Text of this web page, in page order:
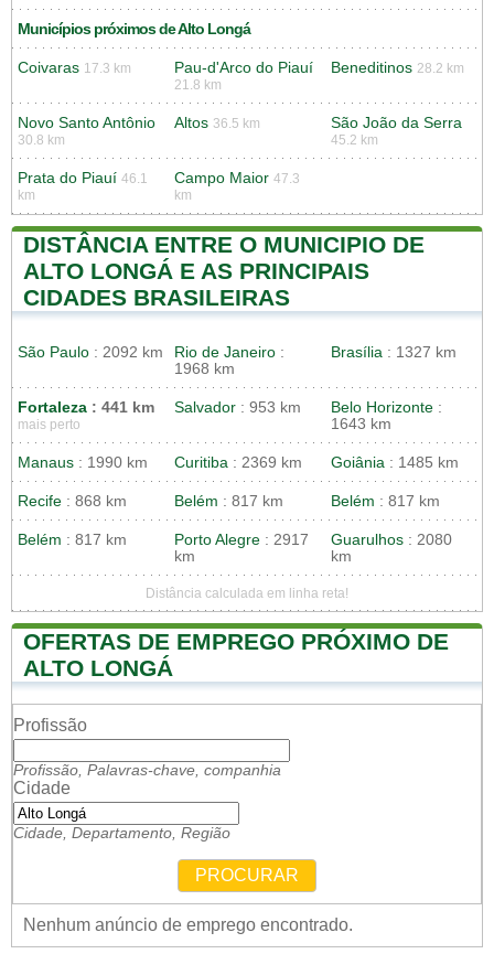
Municípios próximos de Alto Longá
Coivaras 17.3 km Pau-d'Arco do Piauí
21.8 km
Beneditinos 28.2 km
Novo Santo Antônio
30.8 km
Altos 36.5 km São João da Serra
45.2 km
Prata do Piauí 46.1
km
Campo Maior 47.3
km
DISTÂNCIA ENTRE O MUNICIPIO DE
ALTO LONGÁ E AS PRINCIPAIS
CIDADES BRASILEIRAS
São Paulo : 2092 km Rio de Janeiro :
1968 km
Brasília : 1327 km
Fortaleza : 441 km
mais perto
Salvador : 953 km Belo Horizonte :
1643 km
Manaus : 1990 km Curitiba : 2369 km Goiânia : 1485 km
Recife : 868 km Belém : 817 km Belém : 817 km
Belém : 817 km Porto Alegre : 2917
km
Guarulhos : 2080
km
Distância calculada em linha reta!
OFERTAS DE EMPREGO PRÓXIMO DE
ALTO LONGÁ
Profissão
Profissão, Palavras-chave, companhia
Cidade
Cidade, Departamento, Região
PROCURAR
Nenhum anúncio de emprego encontrado.